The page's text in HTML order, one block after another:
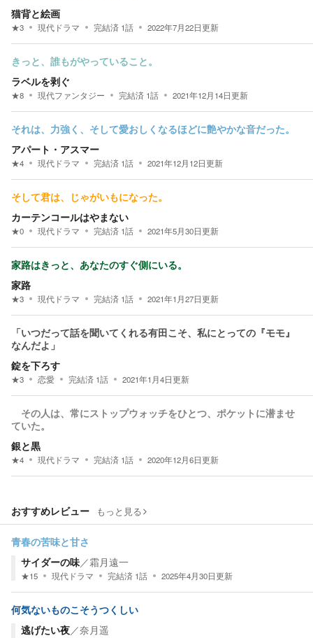
猫背と絵画
★3 現代ドラマ 完結済 1話 2022年7月22日更新
きっと、誰もがやっていること。
ラベルを剥ぐ
★8 現代ファンタジー 完結済 1話 2021年12月14日更新
それは、力強く、そして愛おしくなるほどに艶やかな音だった。
アパート・アスマー
★4 現代ドラマ 完結済 1話 2021年12月12日更新
そして君は、じゃがいもになった。
カーテンコールはやまない
★0 現代ドラマ 完結済 1話 2021年5月30日更新
家路はきっと、あなたのすぐ側にいる。
家路
★3 現代ドラマ 完結済 1話 2021年1月27日更新
「いつだって話を聞いてくれる有田こそ、私にとっての『モモ』
なんだよ」
錠を下ろす
★3 恋愛 完結済 1話 2021年1月4日更新
その人は、常にストップウォッチをひとつ、ポケットに潜ませ
ていた。
銀と黒
★4 現代ドラマ 完結済 1話 2020年12月6日更新
おすすめレビュー もっと見る
青春の苦味と甘さ
サイダーの味／霜月遠一
★15 現代ドラマ 完結済 1話 2025年4月30日更新
何気ないものこそうつくしい
逃げたい夜／奈月遥